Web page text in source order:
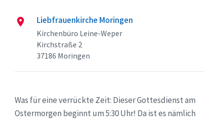
Liebfrauenkirche Moringen
Kirchenbüro Leine-Weper
Kirchstraße 2
37186 Moringen
Was für eine verrückte Zeit: Dieser Gottesdienst am
Ostermorgen beginnt um 5:30 Uhr! Da ist es nämlich